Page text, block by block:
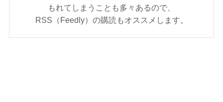
もれてしまうことも多々あるので、
RSS（Feedly）の購読もオススメします。